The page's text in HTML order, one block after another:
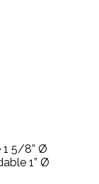
1 5/8” Ø
1” Ø